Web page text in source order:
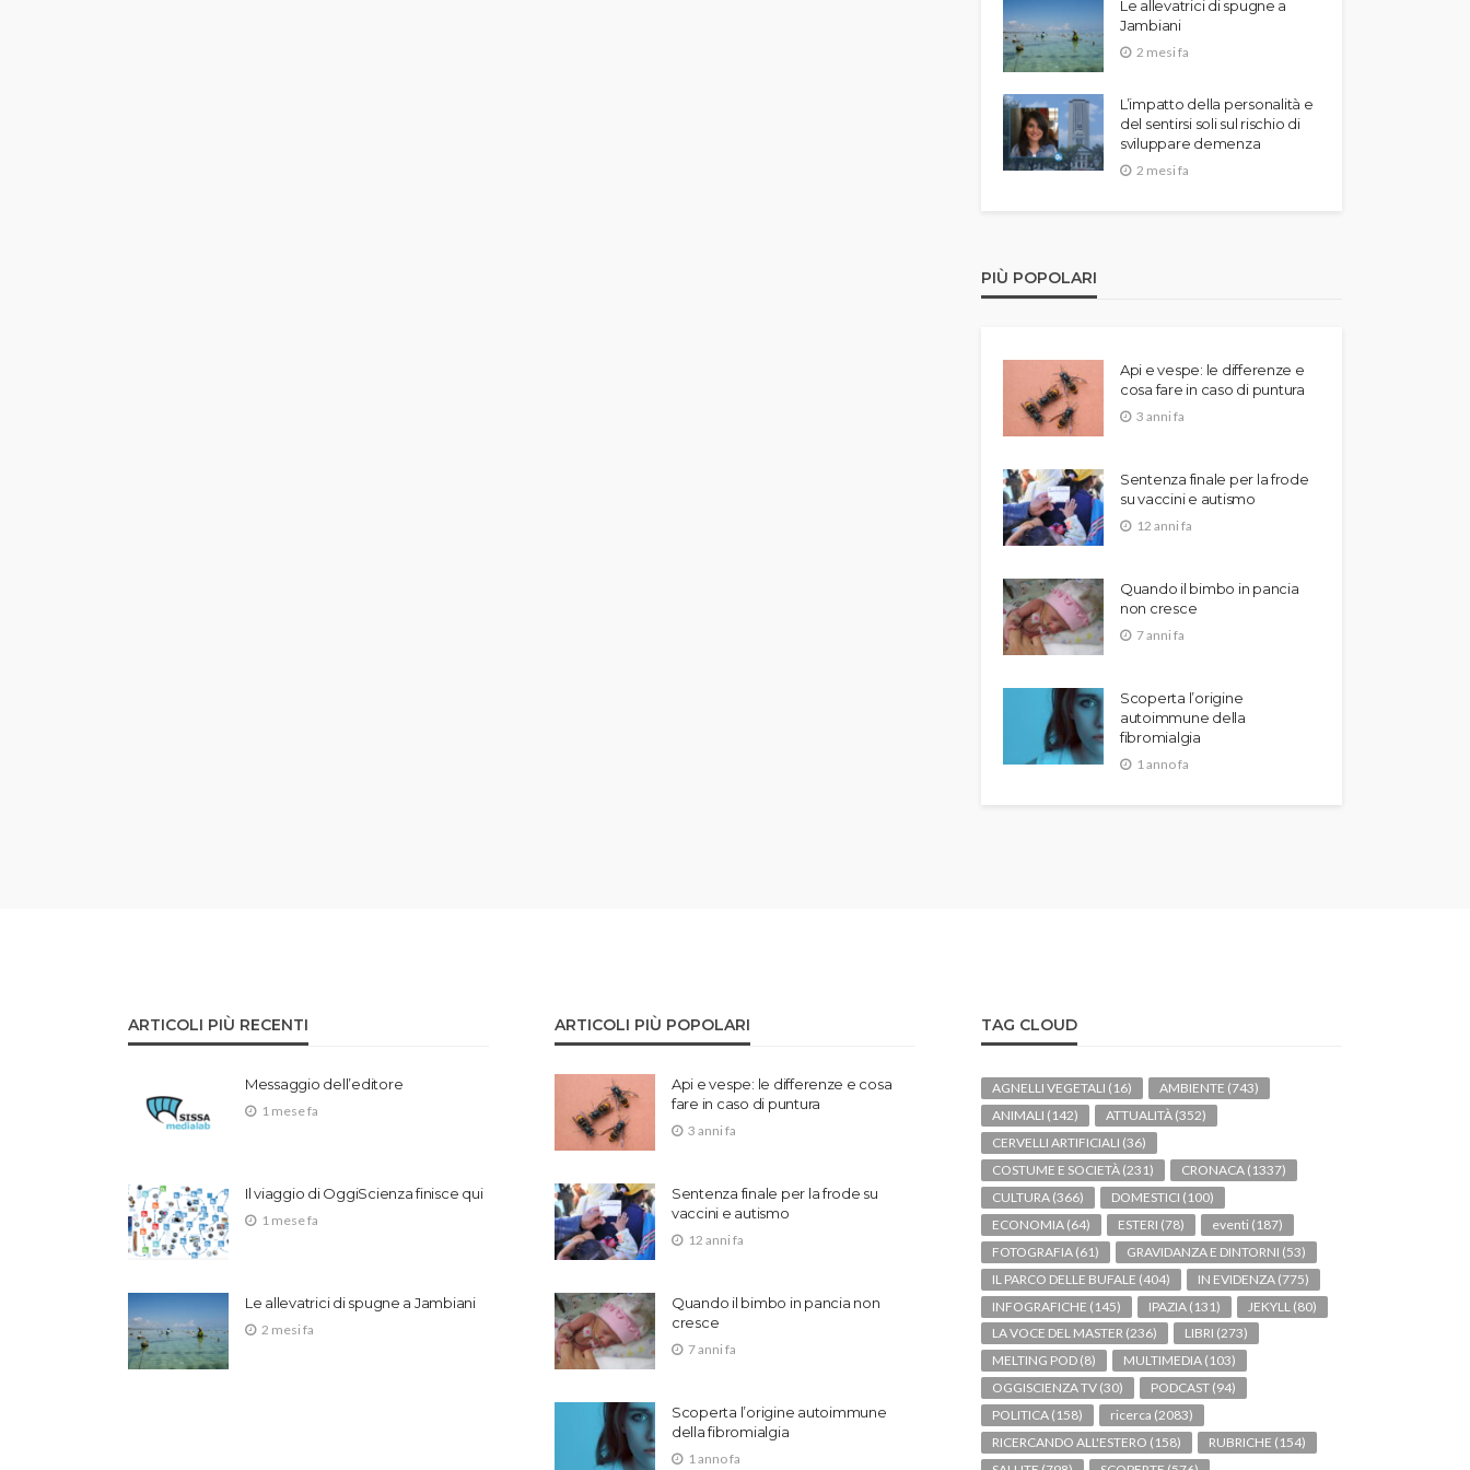
Le allevatrici di spugne a
Jambiani
2 mesi fa
L’impatto della personalità e
del sentirsi soli sul rischio di
sviluppare demenza
2 mesi fa
PIÙ POPOLARI
Api e vespe: le differenze e
cosa fare in caso di puntura
3 anni fa
Sentenza finale per la frode
su vaccini e autismo
12 anni fa
Quando il bimbo in pancia
non cresce
7 anni fa
Scoperta l’origine
autoimmune della
fibromialgia
1 anno fa
ARTICOLI PIÙ RECENTI
Messaggio dell’editore
1 mese fa
Il viaggio di OggiScienza finisce qui
1 mese fa
Le allevatrici di spugne a Jambiani
2 mesi fa
ARTICOLI PIÙ POPOLARI
Api e vespe: le differenze e cosa
fare in caso di puntura
3 anni fa
Sentenza finale per la frode su
vaccini e autismo
12 anni fa
Quando il bimbo in pancia non
cresce
7 anni fa
Scoperta l’origine autoimmune
della fibromialgia
1 anno fa
TAG CLOUD
AGNELLI VEGETALI (16) AMBIENTE (743)
ANIMALI (142) ATTUALITÀ (352)
CERVELLI ARTIFICIALI (36)
COSTUME E SOCIETÀ (231) CRONACA (1337)
CULTURA (366) DOMESTICI (100)
ECONOMIA (64) ESTERI (78) eventi (187)
FOTOGRAFIA (61) GRAVIDANZA E DINTORNI (53)
IL PARCO DELLE BUFALE (404) IN EVIDENZA (775)
INFOGRAFICHE (145) IPAZIA (131) JEKYLL (80)
LA VOCE DEL MASTER (236) LIBRI (273)
MELTING POD (8) MULTIMEDIA (103)
OGGISCIENZA TV (30) PODCAST (94)
POLITICA (158) ricerca (2083)
RICERCANDO ALL'ESTERO (158) RUBRICHE (154)